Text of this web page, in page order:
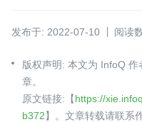
发布于: 2022-07-10 阅读
版权声明: 本文为 InfoQ
章。
原文链接:【https://
b372】。文章转载请联系